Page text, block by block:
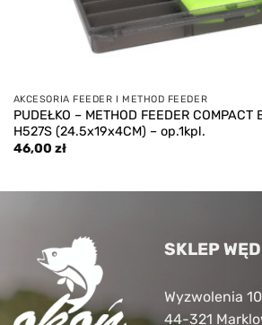
AKCESORIA FEEDER I METHOD FEEDER
PUDEŁKO – METHOD FEEDER COMPACT
H527S (24.5x19x4CM) – op.1kpl.
46,00 zł
SKLEP
Wyzwolenia
44-321